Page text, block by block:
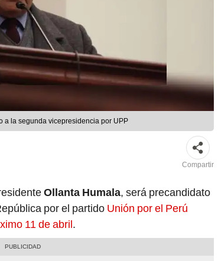
a la segunda vicepresidencia por UPP
Compartir
Ollanta Humala, será precandidato
por el partido Unión por el Perú
11 de abril.